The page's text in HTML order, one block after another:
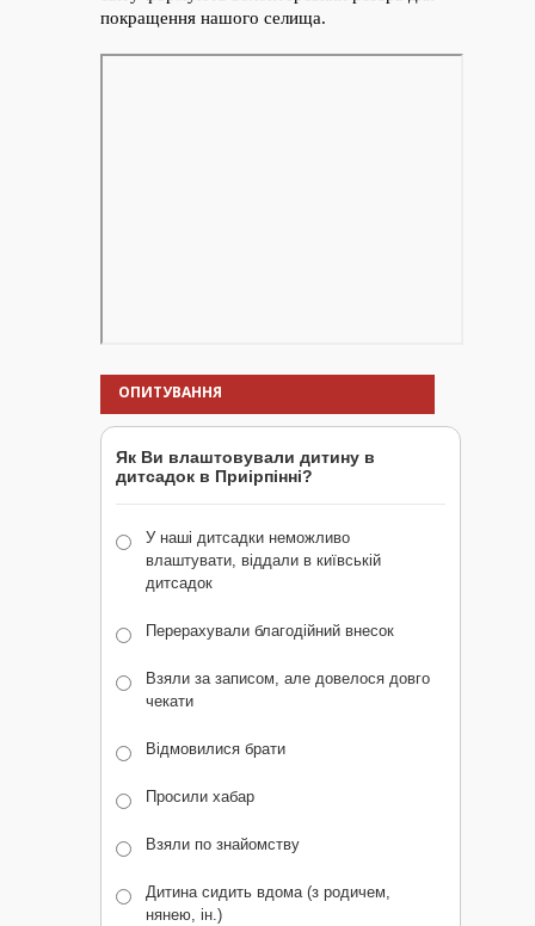
ОПИТУВАННЯ
Як Ви влаштовували дитину в
дитсадок в Приірпінні?
У наші дитсадки неможливо
влаштувати, віддали в київській
дитсадок
Перерахували благодійний внесок
Взяли за записом, але довелося довго
чекати
Відмовилися брати
Просили хабар
Взяли по знайомству
Дитина сидить вдома (з родичем,
нянею, ін.)